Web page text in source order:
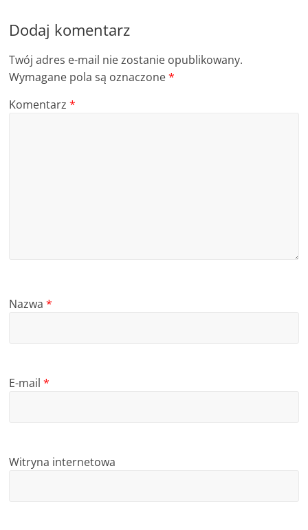
Dodaj komentarz
Twój adres e-mail nie zostanie opublikowany.
Wymagane pola są oznaczone*
Komentarz*
Nazwa*
E-mail*
Witryna internetowa